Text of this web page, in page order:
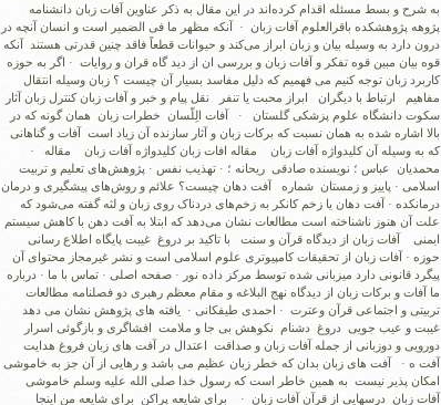
به شرح و بسط مسئله اقدام کرده‌اند در این مقال به ذکر عناوین آفات زبان دانشنامه
پژوهه پژوهشکده باقرالعلوم آفات زبان · آنکه مظهر ما فی الضمیر است و انسان آنچه در
درون دارد به وسیله بیان و زبان ابراز می‌کند و حیوانات قطعاً فاقد چنین قدرتی هستند آنکه
قوه بیان مبین قوه تفکر و آفات زبان و بررسی ان از دید گاه قران و روایات · اگر به حوزه
کاربرد زبان توجه کنیم می فهمیم که دلیل مفاسد بسیار آن چیست ؟ زبان وسیله انتقال
مفاهیم ارتباط با دیگران ابراز محبت یا تنفر نقل پیام و خبر و آفات زبان کنترل زبان آثار
سکوت دانشگاه علوم پزشکی گلستان · آفات الِلّسان خطرات زبان همان گونه که در
بالا اشاره شده به همان نسبت که برکات زبان و آثار سازنده آن زیاد است آفات و گناهانی
که به وسیله آن کلیدواژه آفات زبان ‏ مقاله افات زبان کلیدواژه آفات زبان ‏ مقاله ·
محمدیان عباس ؛ نویسنده صادقی ریحانه ؛ · تهذیب نفس · پژوهش‌های تعلیم و تربیت
اسلامی · پاییز و زمستان شماره آفت دهان چیست؟ علائم و روش‌های پیشگیری و درمان
درمانکده · آفت دهان یا زخم کانکر به زخم‌های دردناک روی زبان و لثه گفته می‌شود که
علت آن هنوز ناشناخته است مطالعات نشان می‌دهد که ابتلا به آفت دهن با کاهش سیستم
ایمنی آفات زبان از دیدگاه قرآن و سنت با تاکید بر دروغ غیبت پایگاه اطلاع رسانی
حوزه · آفات زبان از تحقیقات کامپیوتری علوم اسلامی است و نشر غیرمجاز محتوای آن
پیگرد قانونی دارد میزبانی شده توسط مرکز داده نور · صفحه اصلی · تماس با ما · درباره
ما آفات و برکات زبان از دیدگاه نهج البلاغه و مقام معظم رهبری دو فصلنامه مطالعات
تربیتی و اجتماعی قرآن وعترت · احمدی طیفکانی · یافته های پژوهش نشان می دهد
غیبت و عیب جویی دروغ دشنام نکوهش بی جا و ملامت افشاگری و بازگوئی اسرار
دورویی و دوزبانی از جمله آفات زبان و صداقت اعتدال در آفت های زبان فروغ هدایت
آفت ه · آفت های زبان بدان که خطر زبان عظیم می باشد و رهایی از آن جز به خاموشی
امکان پذیر نیست به همین خاطر است که رسول خدا صلی الله علیه وسلم خاموشی
آفات زبان درسهایی از قرآن آفات زبان · براى شایعه پراکن براى شایعه من اینجا